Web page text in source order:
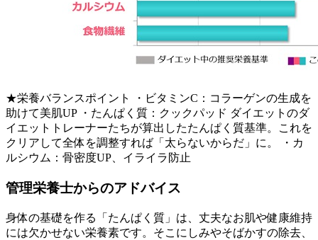
★栄養バランスポイント ・ビタミンC：コラーゲンの生成を
助けて美肌UP ・たんぱく質：クックパッド ダイエットのダ
イエットトレーナーたちが算出したたんぱく質基準。これを
クリアして全体を調整すれば「太らないからだ」に。 ・カ
ルシウム：骨密度UP、イライラ防止
管理栄養士からのアドバイス
身体の基礎を作る「たんぱく質」は、丈夫なお肌や健康維持
には欠かせない栄養素です。そこにしみやそばかすの除去、